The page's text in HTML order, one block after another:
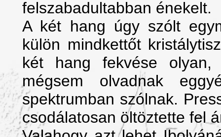
felszabadultabban énekelt.
A két hang úgy szólt
külön mindkettőt
két hang fekvése
mégsem olvadnak
spektrumban szólnak.
csodálatosan öltöztette fel